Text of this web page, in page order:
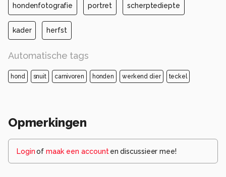
hondenfotografie portret scherptediepte
kader herfst
Automatische tags
hond snuit carnivoren honden werkend dier teckel
Opmerkingen
Loginof maak een account en discussieer mee!